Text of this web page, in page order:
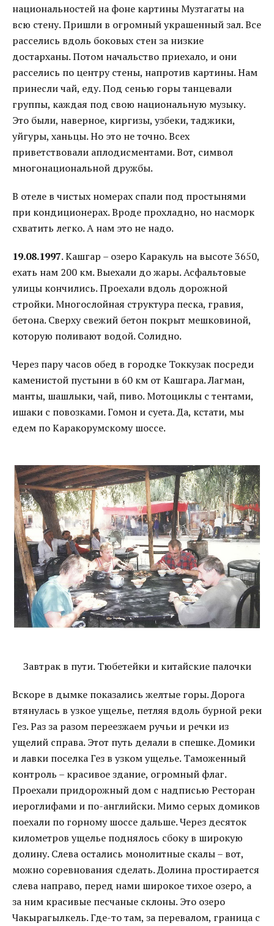
национальностей на фоне картины Музтагаты на
всю стену. Пришли в огромный украшенный зал. Все
расселись вдоль боковых стен за низкие
достарханы. Потом начальство приехало, и они
расселись по центру стены, напротив картины. Нам
принесли чай, еду. Под сенью горы танцевали
группы, каждая под свою национальную музыку.
Это были, наверное, киргизы, узбеки, таджики,
уйгуры, ханьцы. Но это не точно. Всех
приветствовали аплодисментами. Вот, символ
многонациональной дружбы.
В отеле в чистых номерах спали под простынями
при кондиционерах. Вроде прохладно, но насморк
схватить легко. А нам это не надо.
19.08.1997. Кашгар – озеро Каракуль на высоте 3650,
ехать нам 200 км. Выехали до жары. Асфальтовые
улицы кончились. Проехали вдоль дорожной
стройки. Многослойная структура песка, гравия,
бетона. Сверху свежий бетон покрыт мешковиной,
которую поливают водой. Солидно.
Через пару часов обед в городке Токкузак посреди
каменистой пустыни в 60 км от Кашгара. Лагман,
манты, шашлыки, чай, пиво. Мотоциклы с тентами,
ишаки с повозками. Гомон и суета. Да, кстати, мы
едем по Каракорумскому шоссе.
Завтрак в пути. Тюбетейки и китайские палочки
Вскоре в дымке показались желтые горы. Дорога
втянулась в узкое ущелье, петляя вдоль бурной реки
Гез. Раз за разом переезжаем ручьи и речки из
ущелий справа. Этот путь делали в спешке. Домики
и лавки поселка Гез в узком ущелье. Таможенный
контроль – красивое здание, огромный флаг.
Проехали придорожный дом с надписью Ресторан
иероглифами и по-английски. Мимо серых домиков
поехали по горному шоссе дальше. Через десяток
километров ущелье поднялось сбоку в широкую
долину. Слева остались монолитные скалы – вот,
можно соревнования сделать. Долина простирается
слева направо, перед нами широкое тихое озеро, а
за ним красивые песчаные склоны. Это озеро
Чакырагылкель. Где-то там, за перевалом, граница с